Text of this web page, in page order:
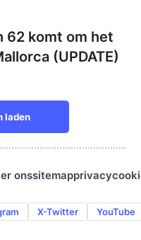
62 komt om het
(UPDATE)
laden
onssitemapprivacy
X-Twitter YouTube